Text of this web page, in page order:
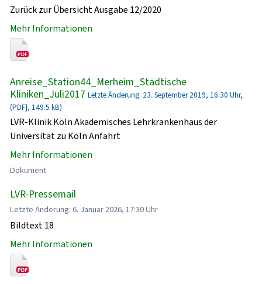
Zurück zur Übersicht Ausgabe 12/2020
Mehr Informationen
Anreise_Station44_Merheim_Städtische
Kliniken_Juli2017 Letzte Änderung: 23. September 2019, 16:30 Uhr,
(PDF}, 149.5 kB)
LVR-Klinik Köln Akademisches Lehrkrankenhaus der
Universität zu Köln Anfahrt
Mehr Informationen
Dokument
LVR-Pressemail
Letzte Änderung: 6. Januar 2026, 17:30 Uhr
Bildtext 18
Mehr Informationen